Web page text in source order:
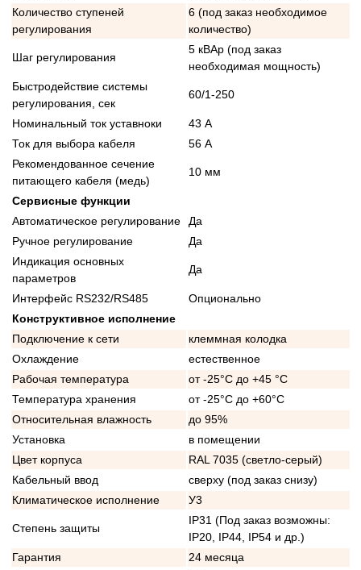
Количество ступеней
регулирования
6 (под заказ необходимое
количество)
Шаг регулирования
5 кВАр (под заказ
необходимая мощность)
Быстродействие системы
регулирования, сек
60/1-250
Номинальный ток уставноки
43 А
Ток для выбора кабеля
56 А
Рекомендованное сечение
питающего кабеля (медь)
10 мм
Сервисные функции
Автоматическое регулирование
Да
Ручное регулирование
Да
Индикация основных
параметров
Да
Интерфейс RS232/RS485
Опционально
Конструктивное исполнение
Подключение к сети
клеммная колодка
Охлаждение
естественное
Рабочая температура
от -25°C до +45 °C
Температура хранения
от -25°C до +60°C
Относительная влажность
до 95%
Установка
в помещении
Цвет корпуса
RAL 7035 (светло-серый)
Кабельный ввод
сверху (под заказ снизу)
Климатическое исполнение
У3
Степень защиты
IP31 (Под заказ возможны:
IP20, IP44, IP54 и др.)
Гарантия
24 месяца